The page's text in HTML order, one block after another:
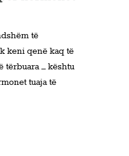
të
keni qenë kaq të
tërbuara – kështu
tuaja të